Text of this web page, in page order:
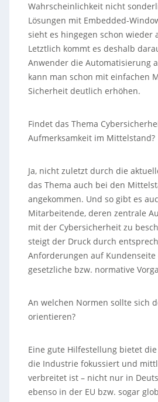
Wahrscheinlichkeit nicht
Lösungen mit Embedded-
sieht es hingegen schon wieder
Letztlich kommt es deshalb
Anwender die Automatisierung
kann man schon mit einfachen
Sicherheit deutlich erhöhen.
Findet das Thema
Aufmerksamkeit im Mittelstand?
Ja, nicht zuletzt durch die
das Thema auch bei den
angekommen. Und so gibt es
Mitarbeitende, deren zentrale
mit der Cybersicherheit zu
steigt der Druck durch
Anforderungen auf Kundenseite
gesetzliche bzw. normative
An welchen Normen sollte sich
orientieren?
Eine gute Hilfestellung bietet die
die Industrie fokussiert und
verbreitet ist – nicht nur in
ebenso in der EU bzw. sogar